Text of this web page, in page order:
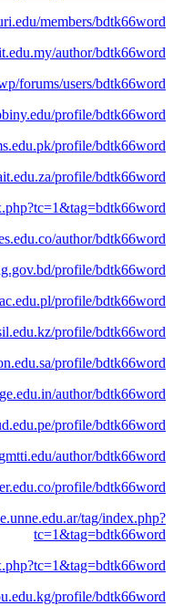
members/bdtk66word/
author/bdtk66word/
forums/users/bdtk66word/
profile/bdtk66word/
profile/bdtk66word/
profile/bdtk66word/
author/bdtk66word/
profile/bdtk66word/
profile/bdtk66word/
profile/bdtk66word/
profile/bdtk66word/
author/bdtk66word/
profile/bdtk66word/
author/bdtk66word/
profile/bdtk66word/
tag/index.php?
tc=1&tag=bdtk66word
profile/bdtk66word/